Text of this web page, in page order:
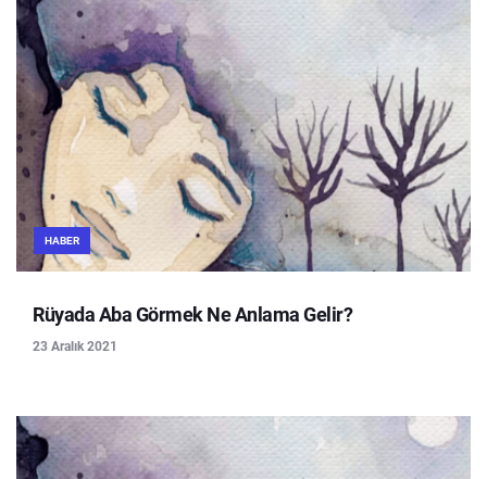
HABER
Rüyada Aba Görmek Ne Anlama Gelir?
23 Aralık 2021